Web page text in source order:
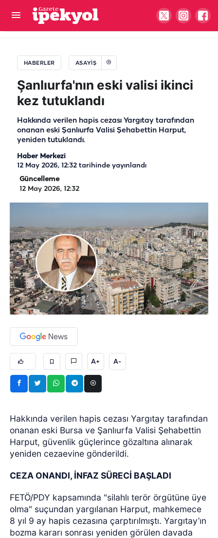
HABERLER ASAYIŞ
Şanlıurfa'nın eski valisi ikinci
kez tutuklandı
Hakkında verilen hapis cezası Yargıtay tarafından
onanan eski Şanlıurfa Valisi Şehabettin Harput,
yeniden tutuklandı.
Haber Merkezi
12 May 2026, 12:32 tarihinde yayınlandı
Güncelleme
12 May 2026, 12:32
A+ A-
Hakkında verilen hapis cezası Yargıtay tarafından
onanan eski Bursa ve Şanlıurfa Valisi Şehabettin
Harput, güvenlik güçlerince gözaltına alınarak
yeniden cezaevine gönderildi.
CEZA ONANDI, İNFAZ SÜRECİ BAŞLADI
FETÖ/PDY kapsamında "silahlı terör örgütüne üye
olma" suçundan yargılanan Harput, mahkemece
8 yıl 9 ay hapis cezasına çarptırılmıştı. Yargıtay’ın
bozma kararı sonrası yeniden görülen davada
Cumhurbaşkanı Erdoğan'a suikast firarisinden